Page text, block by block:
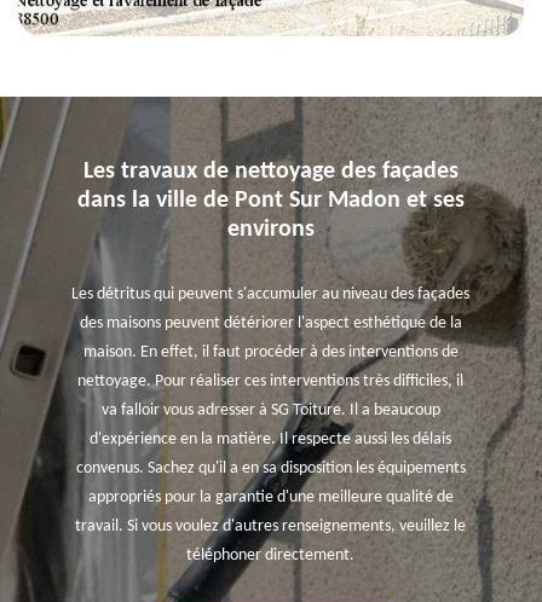
Les travaux de nettoyage des façades
dans la ville de Pont Sur Madon et ses
environs
Les détritus qui peuvent s'accumuler au niveau des façades
des maisons peuvent détériorer l'aspect esthétique de la
maison. En effet, il faut procéder à des interventions de
nettoyage. Pour réaliser ces interventions très difficiles, il
va falloir vous adresser à SG Toiture. Il a beaucoup
d'expérience en la matière. Il respecte aussi les délais
convenus. Sachez qu'il a en sa disposition les équipements
appropriés pour la garantie d'une meilleure qualité de
travail. Si vous voulez d'autres renseignements, veuillez le
téléphoner directement.